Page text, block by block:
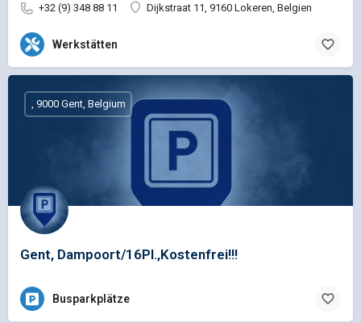
+32 (9) 348 88 11
Dijkstraat 11, 9160 Lokeren, Belgien
Werkstätten
Gent, Dampoort/16Pl.,Kostenfrei!!!
, 9000 Gent, Belgium
Busparkplätze